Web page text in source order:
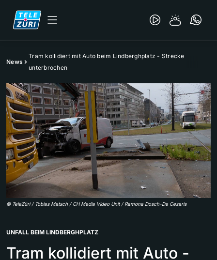
News
Tram kollidiert mit Auto beim Lindberghplatz - Strecke
unterbrochen
© TeleZüri / Tobias Matsch / CH Media Video Unit / Ramona Dosch-De Cesaris
UNFALL BEIM LINDBERGHPLATZ
Tram kollidiert mit Auto -